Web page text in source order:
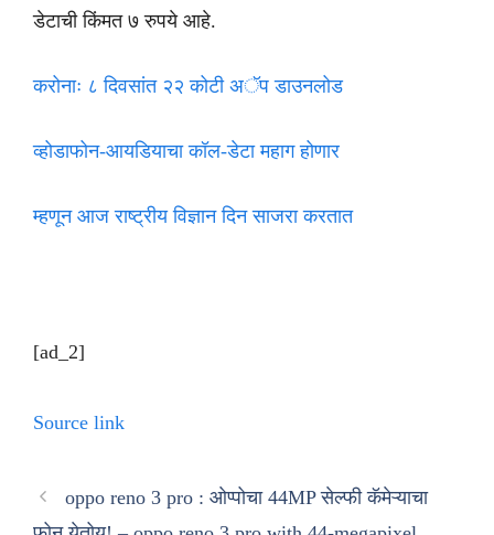
डेटाची किंमत ७ रुपये आहे.
करोनाः ८ दिवसांत २२ कोटी अॅप डाउनलोड
व्होडाफोन-आयडियाचा कॉल-डेटा महाग होणार
म्हणून आज राष्ट्रीय विज्ञान दिन साजरा करतात
[ad_2]
Source link
oppo reno 3 pro : ओप्पोचा 44MP सेल्फी कॅमेऱ्याचा